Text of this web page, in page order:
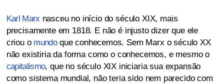
Karl Marx nasceu no início do século XIX, mais
precisamente em 1818. E não é injusto dizer que ele
criou o mundoque conhecemos. Sem Marx o século XX
não existiria da forma como o conhecemos, e mesmo o
capitalismo, que no século XIX iniciaria sua expansão
como sistema mundial, não teria sido nem parecido com